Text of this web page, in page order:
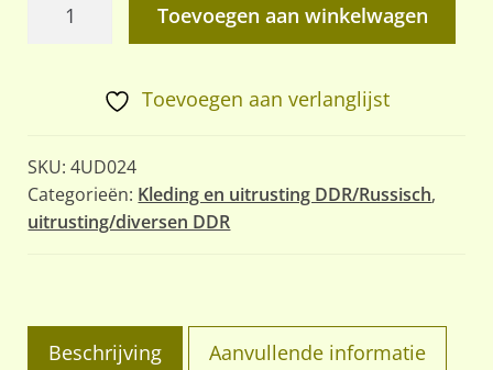
met
suspender
aantal
Toevoegen aan winkelwagen
Toevoegen aan verlanglijst
SKU:4UD024
Categorieën: Kleding en uitrusting DDR/Russisch,
uitrusting/diversen DDR
Beschrijving Aanvullende informatie